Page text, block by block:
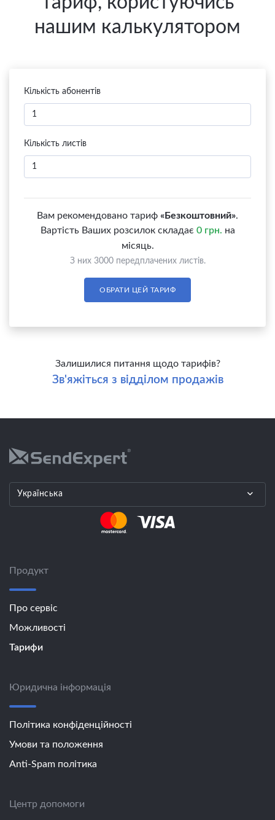
нашим калькулятором
Кількість абонентів
Кількість листів
Вам рекомендовано тариф «Безкоштовний».
Вартість Ваших розсилок складає 0 грн. на
місяць.
З них 3000 передплачених листів.
ОБРАТИ ЦЕЙ ТАРИФ
Залишилися питання щодо тарифів?
Зв'яжіться з відділом продажів
Українська
Продукт
Про сервіс
Можливості
Тарифи
Юридична інформація
Політика конфіденційності
Умови та положення
Anti-Spam політика
Центр допомоги